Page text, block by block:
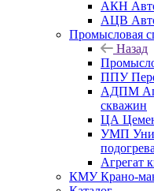
АКН
АЦВ
Промысловая
Назад
ППУ
АДПМ
скважин
ЦА
УМП
Агрегат
КМУ Крано-